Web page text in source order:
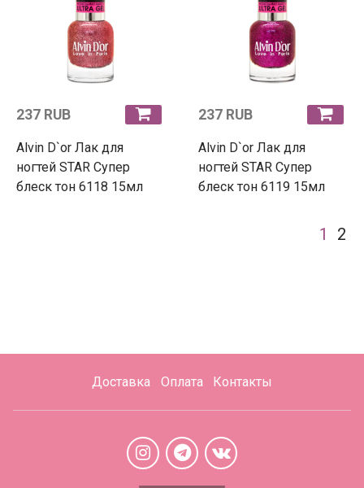
237 RUB
Alvin D`or Лак для
ногтей STAR Супер
блеск тон 6118 15мл
237 RUB
Alvin D`or Лак для
ногтей STAR Супер
блеск тон 6119 15мл
1 2
Доставка Оплата Контакты